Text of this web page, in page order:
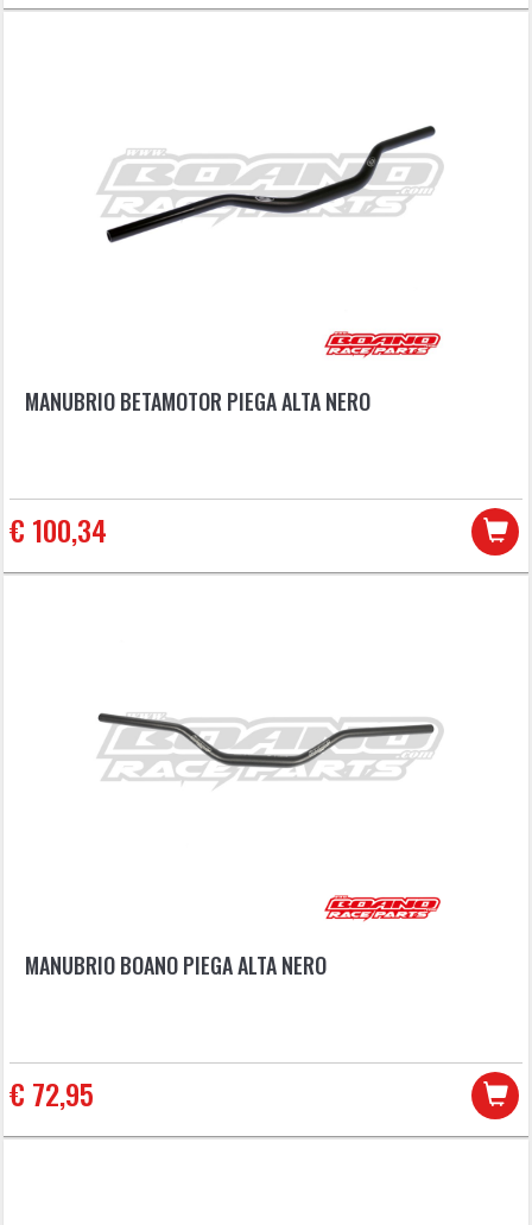
MANUBRIO BETAMOTOR PIEGA ALTA NERO
€ 100,34
MANUBRIO BOANO PIEGA ALTA NERO
€ 72,95